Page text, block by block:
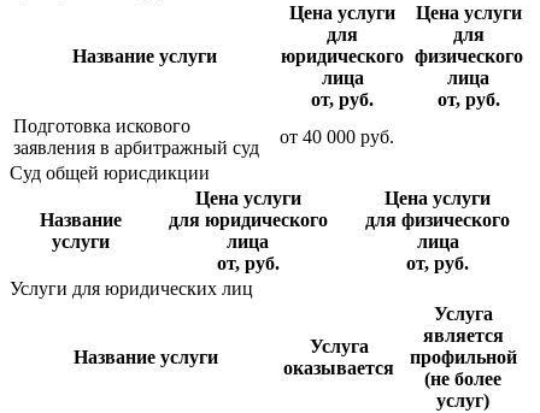
Название услуги
Цена услуги
для
юридического
лица
от, руб.
Цена услуги
для
физического
лица
от, руб.
Подготовка искового
заявления в арбитражный суд
от 40 000 руб.
Суд общей юрисдикции
Название
услуги
Цена услуги
для юридического
лица
от, руб.
Цена услуги
для физического
лица
от, руб.
Услуги для юридических лиц
Название услуги
Услуга
оказывается
Услуга
является
профильной
(не более
услуг)